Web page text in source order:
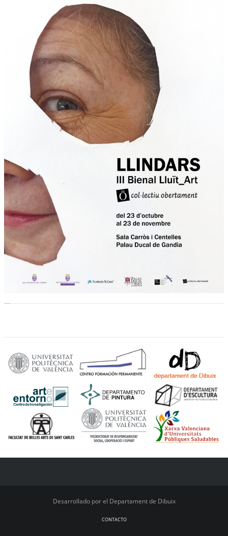
Desarrollado por el Departament de Dibuix
CONTACTO